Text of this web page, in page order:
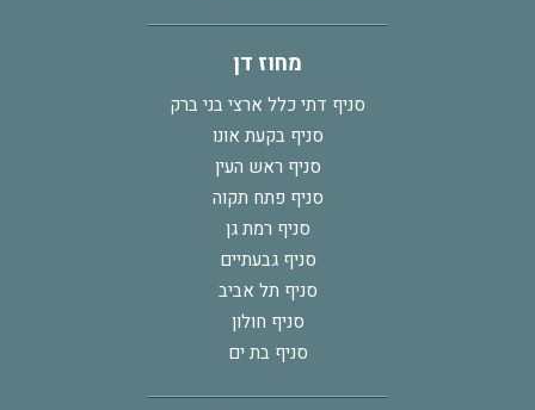
מחוז דן
סניף דתי כלל ארצי בני ברק
סניף בקעת אונו
סניף ראש העין
סניף פתח תקוה
סניף רמת גן
סניף גבעתיים
סניף תל אביב
סניף חולון
סניף בת ים